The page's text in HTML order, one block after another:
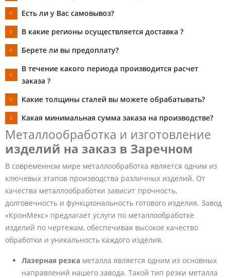
Есть ли у Вас самовывоз?
В какие регионы осуществляется доставка ?
Берете ли вы предоплату?
В течение какого периода производится расчет
заказа ?
Какие толщины сталей вы можете обрабатывать?
Какая минимальная сумма заказа на производстве?
Металлообработка и изготовление
изделий на заказ в Заречном
В современном мире металлообработка является одним из
ключевых этапов производства различных изделий. От
качества металлообработки зависит прочность,
долговечность и функциональность готового изделия. Завод
«КронМекс» предлагает услуги по металлообработке
изделий по чертежам, обеспечивая высокое качество
обработки и уникальность каждого изделия.
Лазерная резка металла является одним из основных
направлений нашего завода. Такой тип резки металла